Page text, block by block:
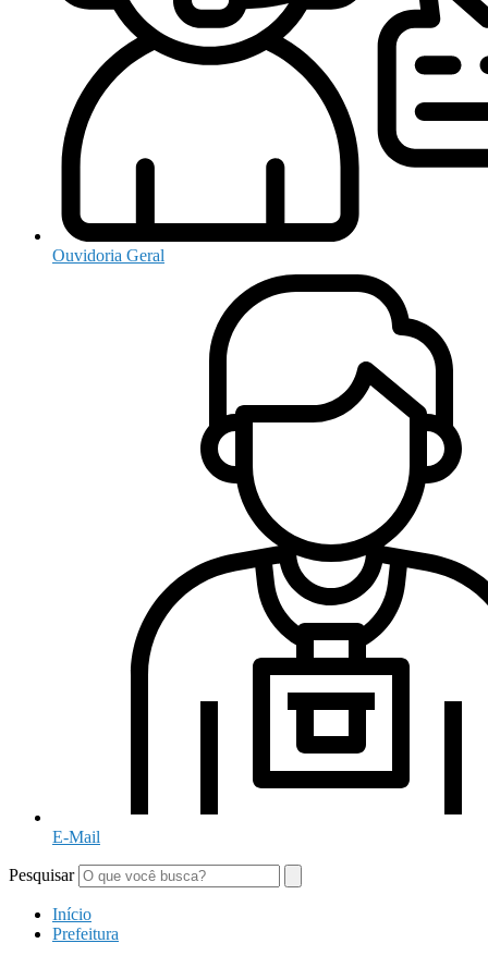
Ouvidoria Geral
E-Mail
Pesquisar
Início
Prefeitura